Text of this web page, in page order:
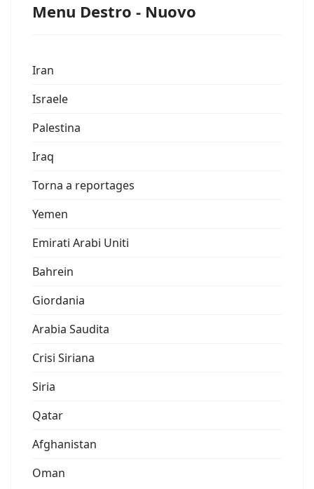
Menu Destro - Nuovo
Iran
Israele
Palestina
Iraq
Torna a reportages
Yemen
Emirati Arabi Uniti
Bahrein
Giordania
Arabia Saudita
Crisi Siriana
Siria
Qatar
Afghanistan
Oman